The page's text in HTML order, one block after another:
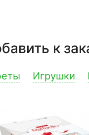
к
Игрушки